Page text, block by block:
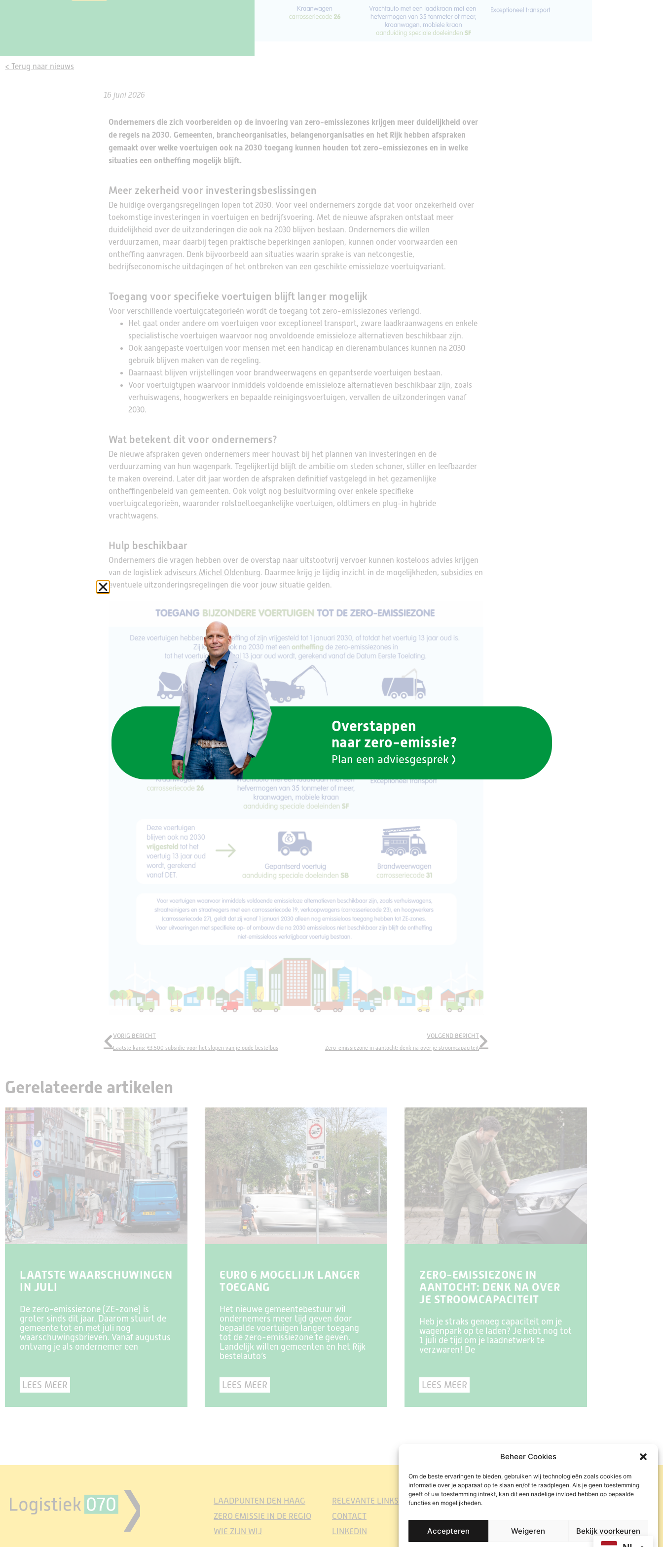
Beheer Cookies
Om de beste ervaringen te bieden, gebruiken wij technologieën zoals cookies om
informatie over je apparaat op te slaan en/of te raadplegen. Als je geen toestemming
geeft of uw toestemming intrekt, kan dit een nadelige invloed hebben op bepaalde
functies en mogelijkheden.
Accepteren Weigeren Bekijk voorkeuren
< Terug naar nieuws
16 juni 2026
Ondernemers die zich voorbereiden op de invoering van zero-emissiezones krijgen meer duidelijkheid over
de regels na 2030. Gemeenten, brancheorganisaties, belangenorganisaties en het Rijk hebben afspraken
gemaakt over welke voertuigen ook na 2030 toegang kunnen houden tot zero-emissiezones en in welke
situaties een ontheffing mogelijk blijft.
Meer zekerheid voor investeringsbeslissingen
De huidige overgangsregelingen lopen tot 2030. Voor veel ondernemers zorgde dat voor onzekerheid over
toekomstige investeringen in voertuigen en bedrijfsvoering. Met de nieuwe afspraken ontstaat meer
duidelijkheid over de uitzonderingen die ook na 2030 blijven bestaan. Ondernemers die willen
verduurzamen, maar daarbij tegen praktische beperkingen aanlopen, kunnen onder voorwaarden een
ontheffing aanvragen. Denk bijvoorbeeld aan situaties waarin sprake is van netcongestie,
bedrijfseconomische uitdagingen of het ontbreken van een geschikte emissieloze voertuigvariant.
Toegang voor specifieke voertuigen blijft langer mogelijk
Voor verschillende voertuigcategorieën wordt de toegang tot zero-emissiezones verlengd.
Het gaat onder andere om voertuigen voor exceptioneel transport, zware laadkraanwagens en enkele
specialistische voertuigen waarvoor nog onvoldoende emissieloze alternatieven beschikbaar zijn.
Ook aangepaste voertuigen voor mensen met een handicap en dierenambulances kunnen na 2030
gebruik blijven maken van de regeling.
Daarnaast blijven vrijstellingen voor brandweerwagens en gepantserde voertuigen bestaan.
Voor voertuigtypen waarvoor inmiddels voldoende emissieloze alternatieven beschikbaar zijn, zoals
verhuiswagens, hoogwerkers en bepaalde reinigingsvoertuigen, vervallen de uitzonderingen vanaf
2030.
Wat betekent dit voor ondernemers?
De nieuwe afspraken geven ondernemers meer houvast bij het plannen van investeringen en de
verduurzaming van hun wagenpark. Tegelijkertijd blijft de ambitie om steden schoner, stiller en leefbaarder
te maken overeind. Later dit jaar worden de afspraken definitief vastgelegd in het gezamenlijke
ontheffingenbeleid van gemeenten. Ook volgt nog besluitvorming over enkele specifieke
voertuigcategorieën, waaronder rolstoeltoegankelijke voertuigen, oldtimers en plug-in hybride
vrachtwagens.
Hulp beschikbaar
Ondernemers die vragen hebben over de overstap naar uitstootvrij vervoer kunnen kosteloos advies krijgen
van de logistiek adviseurs Michel Oldenburg. Daarmee krijg je tijdig inzicht in de mogelijkheden, subsidies en
eventuele uitzonderingsregelingen die voor jouw situatie gelden.
VORIG BERICHT
Laatste kans: €3.500 subsidie voor het slopen van je oude bestelbus
VOLGEND BERICHT
Zero-emissiezone in aantocht: denk na over je stroomcapaciteit
Gerelateerde artikelen
LAATSTE WAARSCHUWINGEN
IN JULI
De zero-emissiezone (ZE-zone) is
groter sinds dit jaar. Daarom stuurt de
gemeente tot en met juli nog
waarschuwingsbrieven. Vanaf augustus
ontvang je als ondernemer een
LEES MEER
EURO 6 MOGELIJK LANGER
TOEGANG
Het nieuwe gemeentebestuur wil
ondernemers meer tijd geven door
bepaalde voertuigen langer toegang
tot de zero-emissiezone te geven.
Landelijk willen gemeenten en het Rijk
bestelauto’s
LEES MEER
ZERO-EMISSIEZONE IN
AANTOCHT: DENK NA OVER
JE STROOMCAPACITEIT
Heb je straks genoeg capaciteit om je
wagenpark op te laden? Je hebt nog tot
1 juli de tijd om je laadnetwerk te
verzwaren! De
LEES MEER
LAADPUNTEN DEN HAAG
ZERO EMISSIE IN DE REGIO
WIE ZIJN WIJ
RELEVANTE LINKS
CONTACT
LINKEDIN
Overstappen
naar zero-emissie?
Plan een adviesgesprek